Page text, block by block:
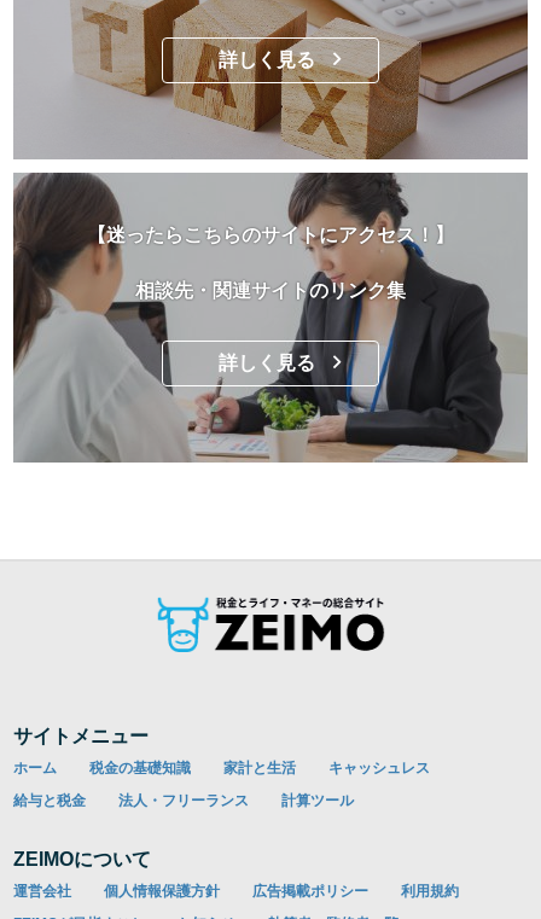
詳しく見る
【迷ったらこちらのサイトにアクセス！】
相談先・関連サイトのリンク集
詳しく見る
サイトメニュー
ホーム 税金の基礎知識 家計と生活
キャッシュレス
給与と税金
法人・フリーランス 計算ツール
ZEIMOについて
運営会社 個人情報保護方針 広告掲載ポリシー
利用規約